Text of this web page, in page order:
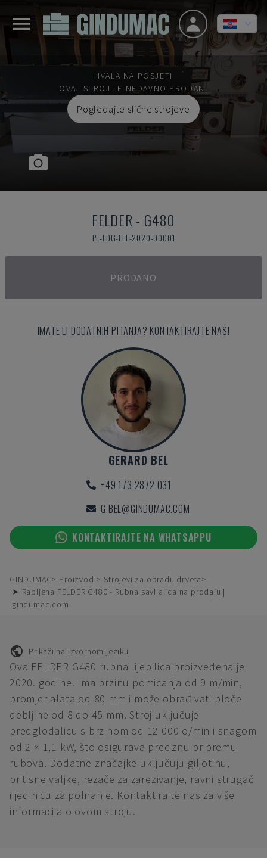
HVALA NA POSJETI
OVAJ STROJ JE NEDAVNO PRODAN.
Pogledajte slične strojeve
FELDER - G480
PL-EDG-FEL-2020-00001
PRODANO
IMATE LI DODATNIH PITANJA? KONTAKTIRAJTE NAS!
GERARD BEL
+49 173 2872 031
G.BEL@GINDUMAC.COM
KONTAKTIRAJTE NA WHATSAPPU
GINDUMAC Proizvodi
Strojevi za obradu drveta
➤ Rabljena FELDER G480 - Rubna savijalica na prodaju |
gindumac.com
Prikaži na izvornom jeziku
Ova FELDER G480 rubna lijepilica proizvedena je
2020. godine. Ima brzinu pomicanja od 9 m/min,
promjer alata od 80 mm i može obrađivati ploče
debljine od 8 do 45 mm. Stroj uključuje
predglodalicu s brzinom od 12 000 o/min i snagom
od 2 × 1,1 kW, što osigurava preciznu pripremu
rubova. Dodatne značajke uključuju giljotinu,
pritisne valjke, rezače za zarezivanje, ravni strugač
i jedinicu za poliranje. Kontaktirajte nas za više
informacija o ovom stroju.